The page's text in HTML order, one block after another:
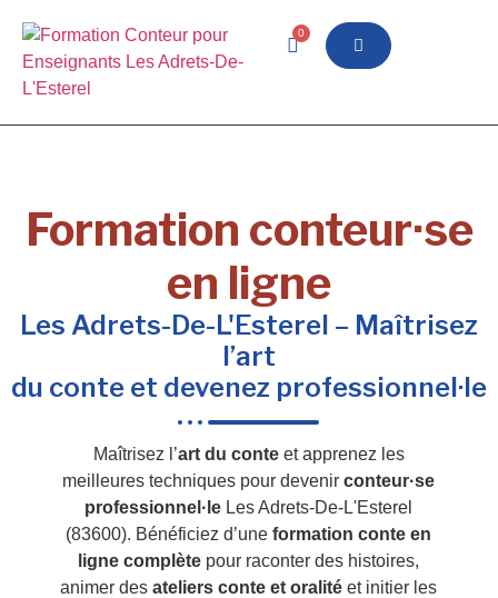
0
Formation conteur·se
en ligne
Les Adrets-De-L'Esterel – Maîtrisez
l’art
du conte et devenez professionnel·le
Maîtrisez l’art du conteet apprenez les
meilleures techniques pour devenirconteur·se
professionnel·le Les Adrets-De-L'Esterel
(83600). Bénéficiez d’uneformation conte en
ligne complète pour raconter des histoires,
animer desateliers conte et oralité et initier les